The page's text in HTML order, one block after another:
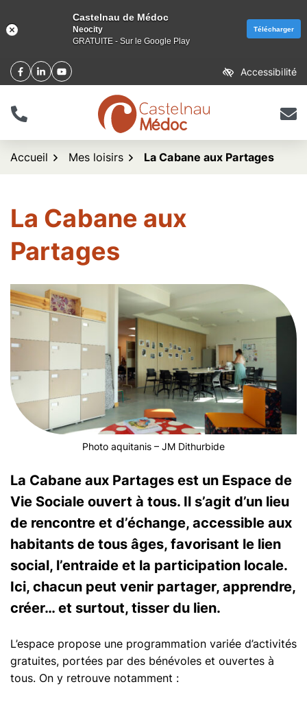
Aller
au
Facebook
(ouverture dans un nouvel onglet)
Linkedin
(ouverture dans un nouvel onglet)
YouTube
(ouverture dans un nouvel onglet) Accessibilité
Tél. logo Castelnau de
Accueil Mes loisirs La Cabane aux Partages
La Cabane aux
Partages
Photo aquitanis – JM Dithurbide
La Cabane aux Partages est un Espace de
Vie Sociale ouvert à tous. Il s’agit d’un lieu
de rencontre et d’échange, accessible aux
habitants de tous âges, favorisant le lien
social, l’entraide et la participation locale.
Ici, chacun peut venir partager, apprendre,
créer… et surtout, tisser du lien.
L’espace propose une programmation variée d’activités
gratuites, portées par des bénévoles et ouvertes à
tous. On y retrouve notamment :
Castelnau de Médoc
Neocity
GRATUITE - Sur le Google Play
Télécharger